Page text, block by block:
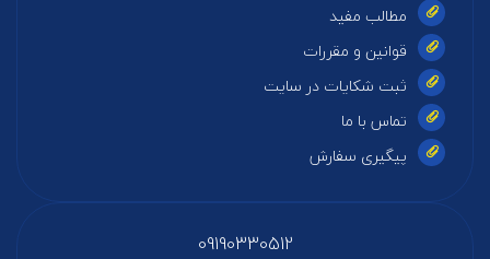
مطالب مفید
قوانین و مقررات
ثبت شکایات در سایت
تماس با ما
پیگیری سفارش
09190330512